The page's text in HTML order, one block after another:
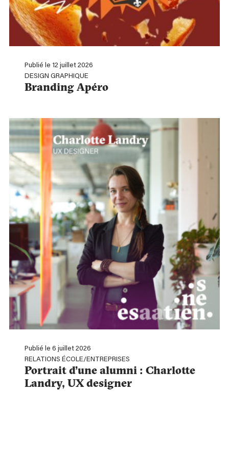
Publié le 12 juillet 2026
DESIGN GRAPHIQUE
Branding Apéro
Publié le 6 juillet 2026
RELATIONS ÉCOLE/ENTREPRISES
Portrait d’une alumni : Charlotte
Landry, UX designer